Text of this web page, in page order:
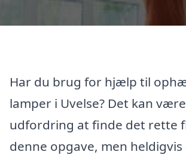
Har du brug for hjælp til
lamper i Uvelse? Det kan
udfordring at finde det rette
denne opgave, men heldigvis